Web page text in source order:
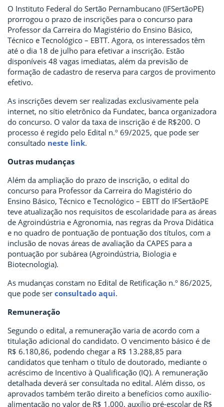
O Instituto Federal do Sertão Pernambucano (IFSertãoPE)
prorrogou o prazo de inscrições para o concurso para
Professor da Carreira do Magistério do Ensino Básico,
Técnico e Tecnológico – EBTT. Agora, os interessados têm
até o dia 18 de julho para efetivar a inscrição. Estão
disponíveis 48 vagas imediatas, além da previsão de
formação de cadastro de reserva para cargos de provimento
efetivo.
As inscrições devem ser realizadas exclusivamente pela
internet, no sítio eletrônico da Fundatec, banca organizadora
do concurso. O valor da taxa de inscrição é de R$200. O
processo é regido pelo Edital n.º 69/2025, que pode ser
consultado neste link.
Outras mudanças
Além da ampliação do prazo de inscrição, o edital do
concurso para Professor da Carreira do Magistério do
Ensino Básico, Técnico e Tecnológico – EBTT do IFSertãoPE
teve atualização nos requisitos de escolaridade para as áreas
de Agroindústria e Agronomia, nas regras da Prova Didática
e no quadro de pontuação de pontuação dos títulos, com a
inclusão de novas áreas de avaliação da CAPES para a
pontuação por subárea (Agroindústria, Biologia e
Biotecnologia).
As mudanças constam no Edital de Retificação n.º 86/2025,
que pode ser consultado aqui.
Remuneração
Segundo o edital, a remuneração varia de acordo com a
titulação adicional do candidato. O vencimento básico é de
R$ 6.180,86, podendo chegar a R$ 13.288,85 para
candidatos que tenham o título de doutorado, mediante o
acréscimo de Incentivo à Qualificação (IQ). A remuneração
detalhada deverá ser consultada no edital. Além disso, os
aprovados também terão direito a benefícios como auxílio-
alimentação no valor de R$ 1.000, auxílio pré-escolar de R$